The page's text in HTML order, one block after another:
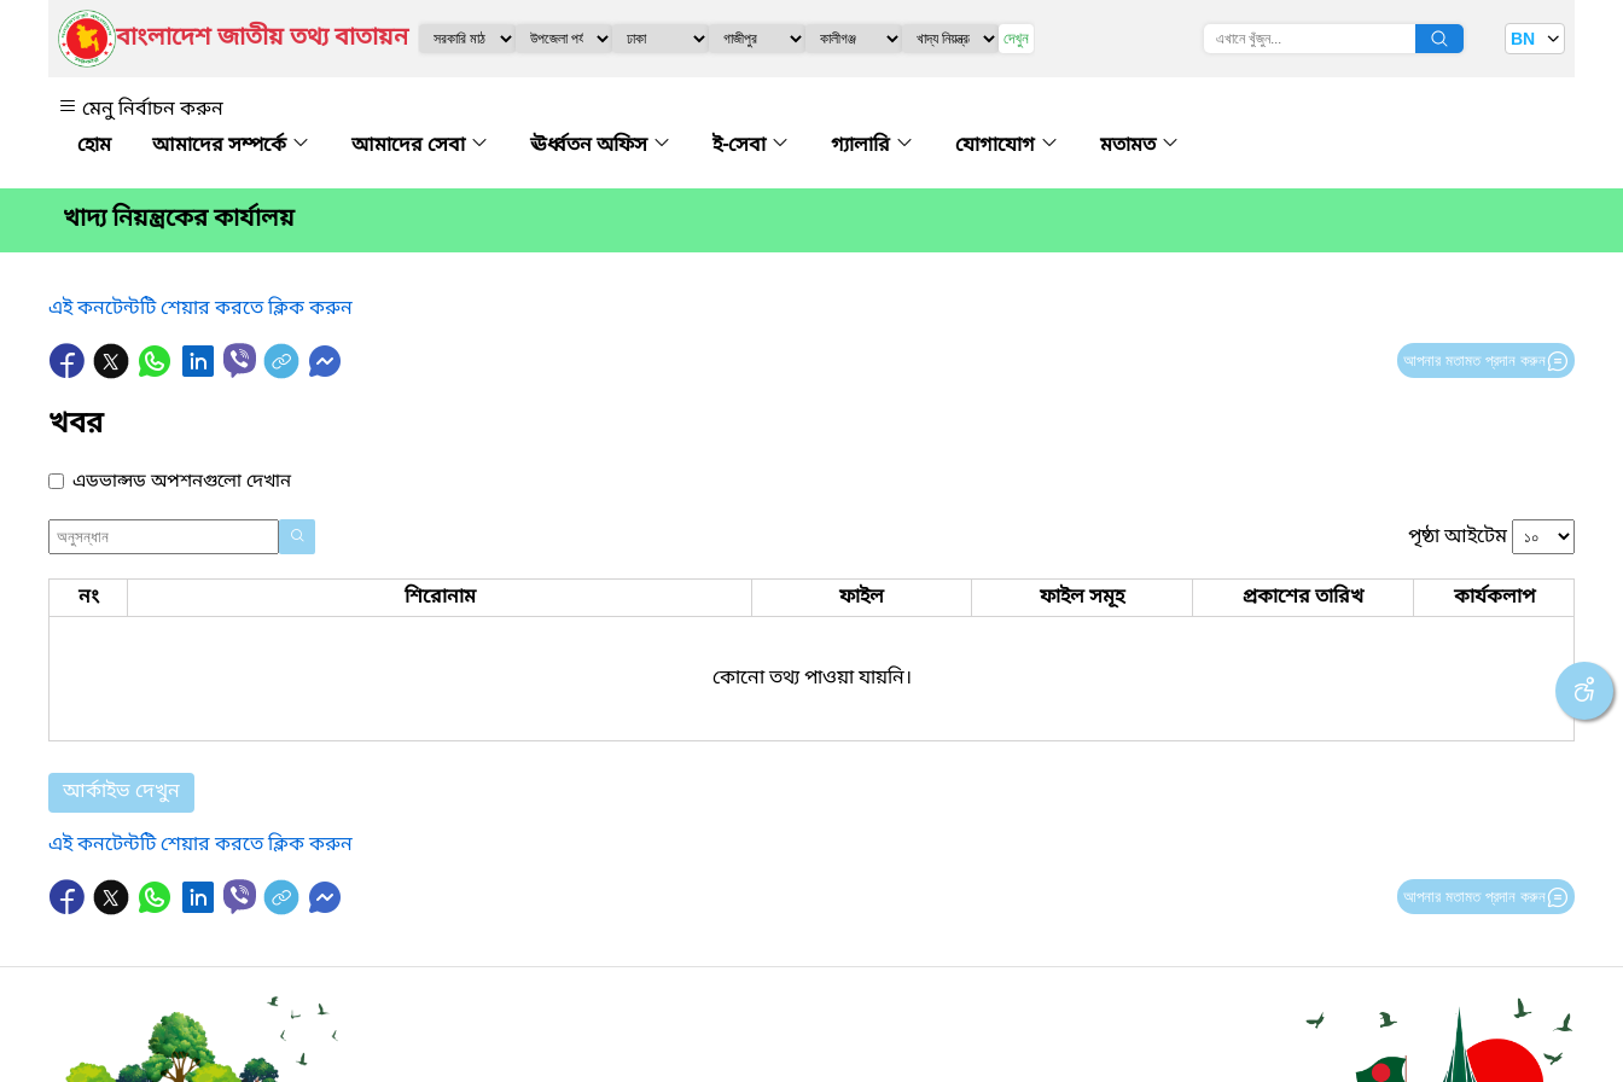
বাংলাদেশ জাতীয় তথ্য বাতায়ন দেখুন BN
মেনু নির্বাচন করুন
আমাদের সম্পর্কে
আমাদের সেবা ঊর্ধ্বতন অফিস ই-সেবা গ্যালারি যোগাযোগ মতামত
খাদ্য নিয়ন্ত্রকের কার্যালয়
এই কনটেন্টটি শেয়ার করতে ক্লিক করুন
আপনার মতামত প্রদান করুন
খবর
এডভান্সড অপশনগুলো দেখান
পৃষ্ঠা আইটেম
নং শিরোনাম ফাইল ফাইল সমূহ প্রকাশের তারিখ কার্যকলাপ
কোনো তথ্য পাওয়া যায়নি।
আর্কাইভ দেখুন
এই কনটেন্টটি শেয়ার করতে ক্লিক করুন
আপনার মতামত প্রদান করুন